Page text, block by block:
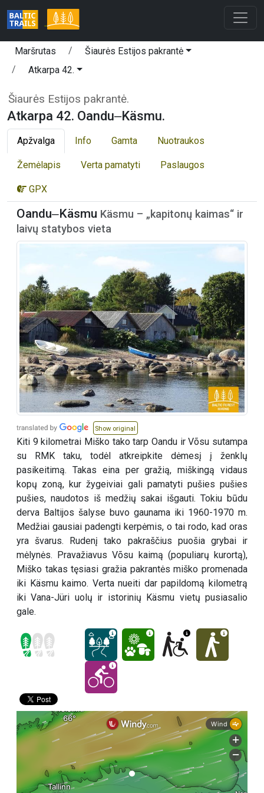
Maršrutas
Šiaurės Estijos pakrantė
Atkarpa 42.
Šiaurės Estijos pakrantė.
Atkarpa 42. Oandu‒Käsmu.
Apžvalga Info Gamta Nuotraukos
Žemėlapis Verta pamatyti Paslaugos
GPX
Oandu‒Käsmu Käsmu – „kapitonų kaimas“ ir
laivų statybos vieta
Show original
Kiti 9 kilometrai Miško tako tarp Oandu ir Võsu sutampa
su RMK taku, todėl atkreipkite dėmesį į ženklų
pasikeitimą. Takas eina per gražią, miškingą vidaus
kopų zoną, kur žygeiviai gali pamatyti pušies pušies
pušies, naudotos iš medžių sakai išgauti. Tokiu būdu
derva Baltijos šalyse buvo gaunama iki 1960-1970 m.
Medžiai gausiai padengti kerpėmis, o tai rodo, kad oras
yra švarus. Rudenį tako pakraščius puošia grybai ir
mėlynės. Pravažiavus Võsu kaimą (populiarų kurortą),
Miško takas tęsiasi gražia pakrantės miško promenada
iki Käsmu kaimo. Verta nueiti dar papildomą kilometrą
iki Vana-Jüri uolų ir istorinių Käsmu vietų pusiasalio
gale.